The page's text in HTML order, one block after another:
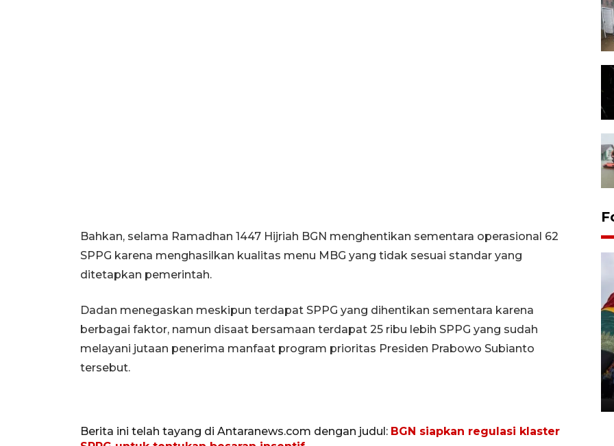
Bahkan, selama Ramadhan 1447 Hijriah BGN menghentikan sementara operasional 62
SPPG karena menghasilkan kualitas menu MBG yang tidak sesuai standar yang
ditetapkan pemerintah.
Dadan menegaskan meskipun terdapat SPPG yang dihentikan sementara karena
berbagai faktor, namun disaat bersamaan terdapat 25 ribu lebih SPPG yang sudah
melayani jutaan penerima manfaat program prioritas Presiden Prabowo Subianto
tersebut.
Berita ini telah tayang di Antaranews.com dengan judul: BGN siapkan regulasi klaster